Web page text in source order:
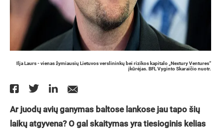
Ilja Laurs - vienas žymiausių Lietuvos verslininkų bei rizikos kapitalo „Nextury Ventures“
įkūrėjas. BFL Vyginto Skaraičio nuotr.
Ar juodų avių ganymas baltose lankose jau tapo šių
laikų atgyvena? O gal skaitymas yra tiesioginis kelias